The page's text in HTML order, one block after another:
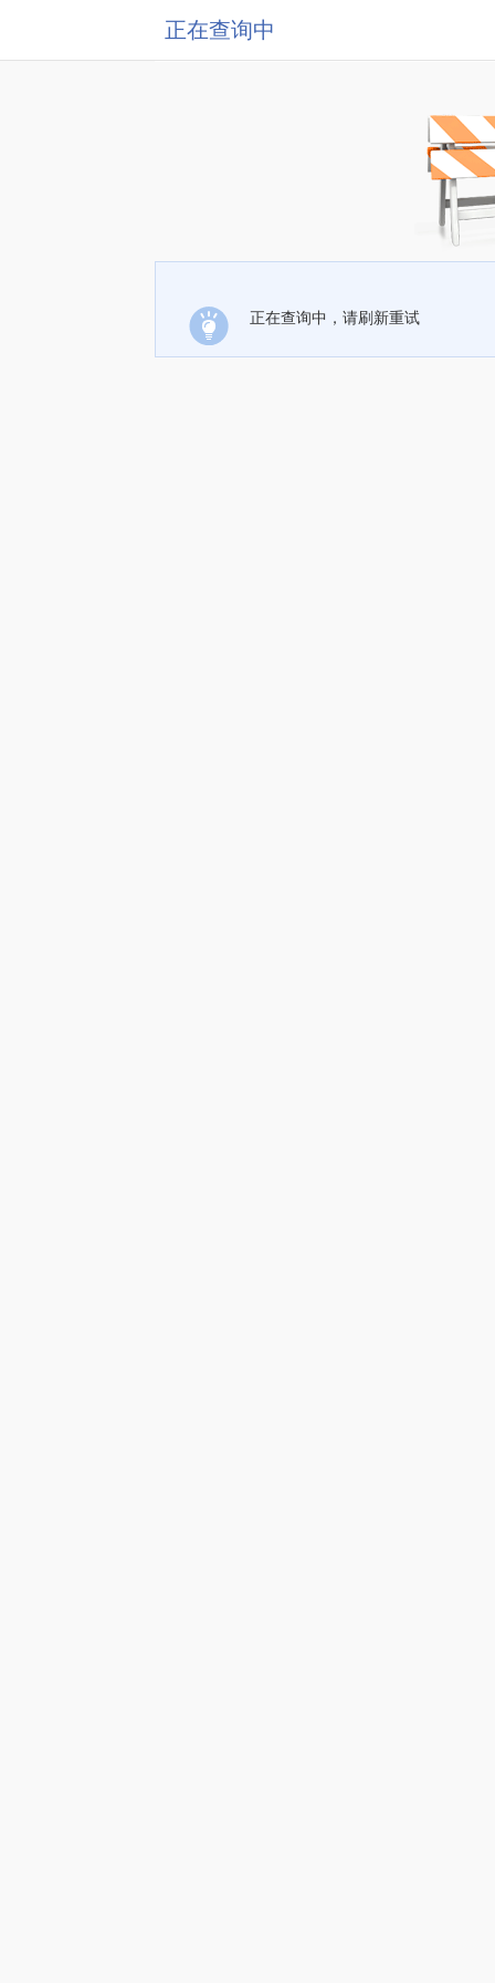
正在查询中
正在查询中，请刷新重试